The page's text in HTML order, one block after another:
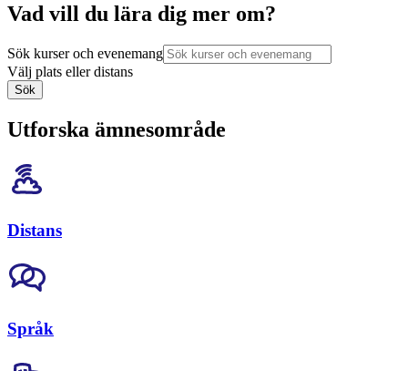
Vad vill du lära dig mer om?
Sök kurser och evenemang
Välj plats eller distans
Sök
Utforska ämnesområde
Distans
Språk